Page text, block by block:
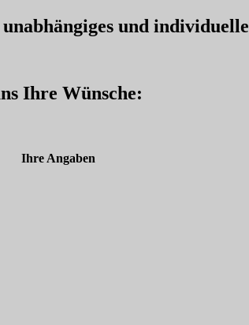
und
Ihre Wünsche:
Ihre Angaben